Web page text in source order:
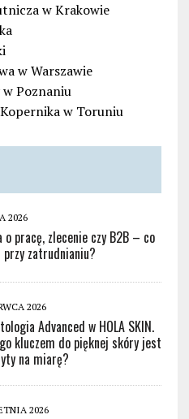
w Krakowie
w Warszawie
Poznaniu
w Toruniu
2026
o pracę, zlecenie czy B2B – co
przy zatrudnianiu?
2026
Advanced w HOLA SKIN.
kluczem do pięknej skóry jest
na miarę?
2026